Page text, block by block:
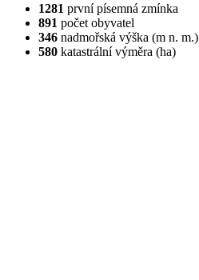
1281 první písemná zmínka
891 počet obyvatel
346 nadmořská výška (m n. m.)
580 katastrální výměra (ha)